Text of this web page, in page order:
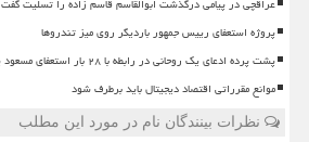
عراقچی در پیامی درگذشت ابوالقاسم قاسم زاده را تسلیت گفت
پروژه استعفای رییس جمهور باردیگر روی میز تندروها
پشت پرده ادعای یک روحانی در رابطه با ۲۸ بار استعفای مسعود پزشکیان
موانع مقرراتی اقتصاد دیجیتال باید برطرف شود
نظرات بینندگان نام در مورد این مطلب